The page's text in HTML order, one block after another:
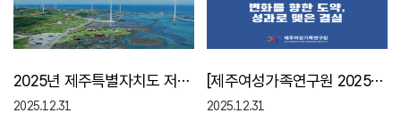
2025년 제주특별자치도 저출생 인식 개선 캠페인 ..
2025.12.31
[제주여성가족연구원 2025년, 변화를 향한 도약, ..
2025.12.31